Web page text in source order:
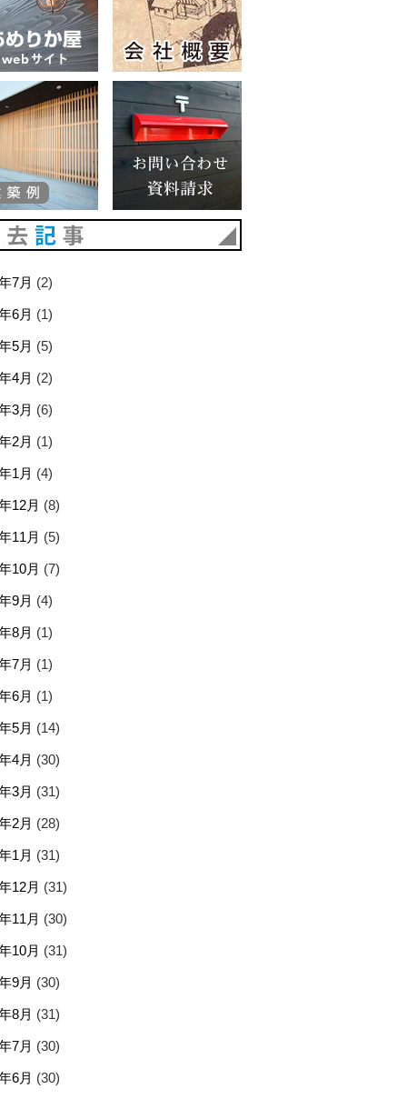
7月 (2)
6月 (1)
5月 (5)
4月 (2)
3月 (6)
2月 (1)
1月 (4)
12月 (8)
11月 (5)
10月 (7)
9月 (4)
8月 (1)
7月 (1)
6月 (1)
5月 (14)
4月 (30)
3月 (31)
2月 (28)
1月 (31)
12月 (31)
11月 (30)
10月 (31)
9月 (30)
8月 (31)
7月 (30)
6月 (30)